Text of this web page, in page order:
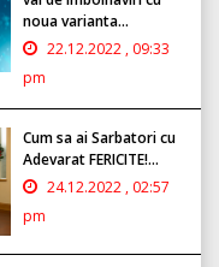
noua varianta...
22.12.2022 , 09:33
pm
Cum sa ai Sarbatori cu
Adevarat FERICITE!...
24.12.2022 , 02:57
pm